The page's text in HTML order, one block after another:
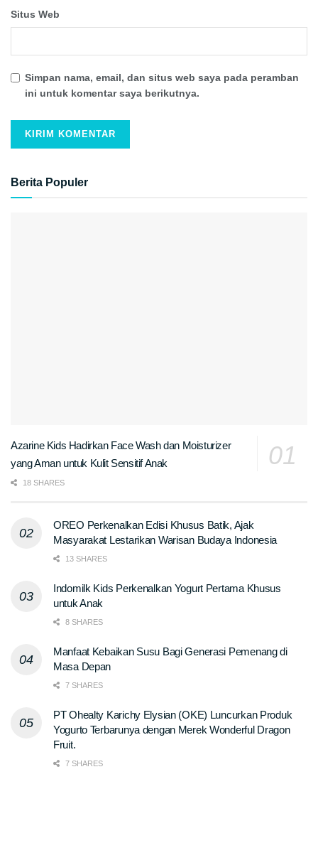
Situs Web
Simpan nama, email, dan situs web saya pada peramban
ini untuk komentar saya berikutnya.
Berita Populer
Azarine Kids Hadirkan Face Wash dan Moisturizer
yang Aman untuk Kulit Sensitif Anak
18 SHARES
OREO Perkenalkan Edisi Khusus Batik, Ajak
Masyarakat Lestarikan Warisan Budaya Indonesia
13 SHARES
Indomilk Kids Perkenalkan Yogurt Pertama Khusus
untuk Anak
8 SHARES
Manfaat Kebaikan Susu Bagi Generasi Pemenang di
Masa Depan
7 SHARES
PT Ohealty Karichy Elysian (OKE) Luncurkan Produk
Yogurto Terbarunya dengan Merek Wonderful Dragon
Fruit.
7 SHARES